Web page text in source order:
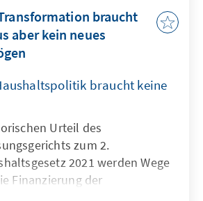
braucht
aber kein neues
braucht keine
Urteil des
zum 2.
2021 werden Wege
Finanzierung der